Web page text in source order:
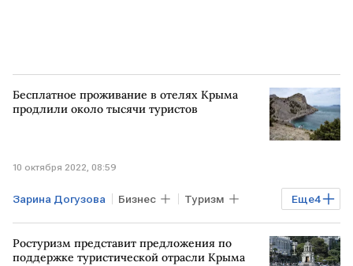
Бесплатное проживание в отелях Крыма
продлили около тысячи туристов
10 октября 2022, 08:59
Еще4
Зарина Догузова Бизнес Туризм
отели туристы Ростуризм
ЧП на Крымском мосту
Ростуризм представит предложения по
поддержке туристической отрасли Крыма